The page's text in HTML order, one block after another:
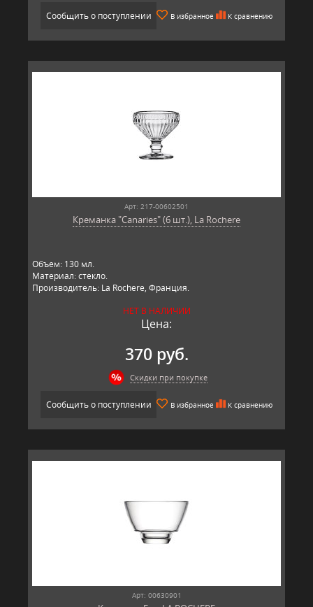
Сообщить о поступлении В избранное К сравнению
Арт: 217-00602501
Креманка "Canaries" (6 шт.), La Rochere
Объем: 130 мл.
Материал: стекло.
Производитель: La Rochere, Франция.
НЕТ В НАЛИЧИИ
Цена:
370 руб.
Скидки при покупке
Сообщить о поступлении В избранное К сравнению
Арт: 00630901